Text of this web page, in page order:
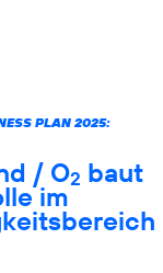
PLAN 2025:
/ O2 baut
im